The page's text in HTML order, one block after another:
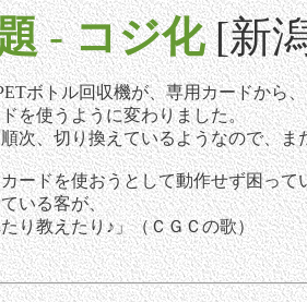
-コジ化 [新
ボトル回収機が、専用カードから、
を使うように変わりました。
次、切り換えているようなので、ま
ードを使おうとして動作せず困って
いる客が、
り教えたり♪」（ＣＧＣの歌）